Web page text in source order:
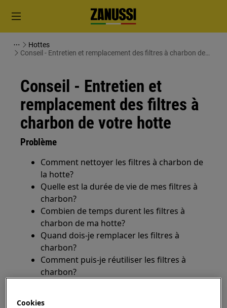
Hottes
Conseil - Entretien et remplacement des filtres à charbon de
Conseil - Entretien et
remplacement des filtres à
charbon de votre hotte
Problème
Comment nettoyer les filtres à charbon de
la hotte?
Quelle est la durée de vie de mes filtres à
charbon?
Combien de temps durent les filtres à
charbon de ma hotte?
Quand dois-je remplacer les filtres à
charbon?
Comment puis-je réutiliser les filtres à
charbon?
S'applique à
Cookies